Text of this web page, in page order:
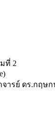
ที่ 2
ารย์ ดร.กฤษ